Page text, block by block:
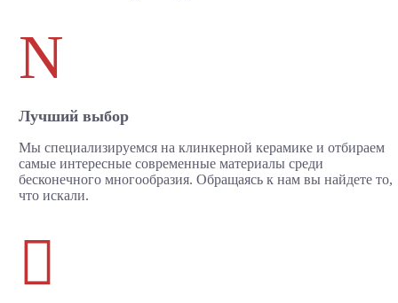
N
Лучший выбор
Мы специализируемся на клинкерной керамике и отбираем
самые интересные современные материалы среди
бесконечного многообразия. Обращаясь к нам вы найдете то,
что искали.
